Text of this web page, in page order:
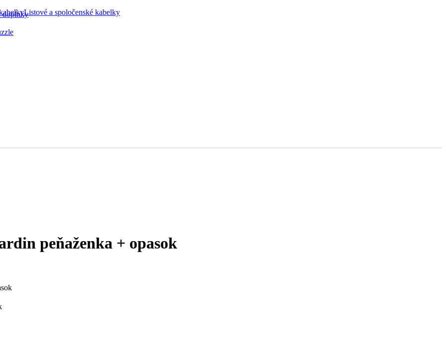
doplnkyListové a spoločenské kabelky
peňaženka + opasok